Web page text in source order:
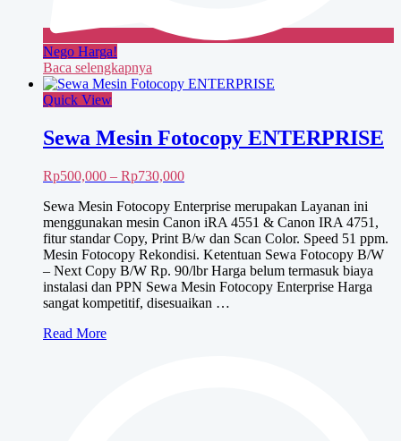
Nego Harga!
Baca selengkapnya
Quick View
Sewa Mesin Fotocopy ENTERPRISE
Rp500,000 – Rp730,000Rentang
Rp500,000
hingga
Rp730,000
Sewa Mesin Fotocopy Enterprise merupakan Layanan ini
menggunakan mesin Canon iRA 4551 & Canon IRA 4751,
fitur standar Copy, Print B/w dan Scan Color. Speed 51 ppm.
Mesin Fotocopy Rekondisi. Ketentuan Sewa Fotocopy B/W
– Next Copy B/W Rp. 90/lbr Harga belum termasuk biaya
instalasi dan PPN Sewa Mesin Fotocopy Enterprise Harga
sangat kompetitif, disesuaikan …
Sewa
Read More